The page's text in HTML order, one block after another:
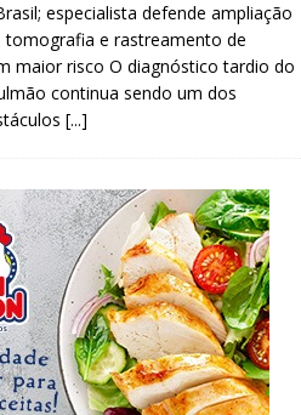
especialista defende ampliação
tomografia e rastreamento de
maior risco O diagnóstico tardio do
continua sendo um dos
[...]